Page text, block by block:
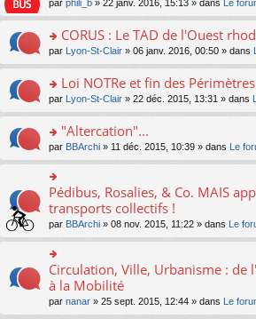
e
nt
le
pl
u
s
e
nt
lu
le
pl
u
ré
c
e
nt
a
g
e
n
n
le
pl
u
s
ré
c
e
nt
er
le
m
e
a
g
e
n
n
le
pl
u
s
c
nt
o
n
ult
er
le
m
e
a
g
e
n
o
n
lu
le
pl
u
s
ré
e
par phili_b » 22 janv. 2016, 15:13 » dans Le
o
n
ult
er
le
m
e
s
g
e
n
o
n
lu
le
pl
u
CORUS : Le TAD de l'Ouest
par Lyon-St-Clair » 06 janv. 2016, 00:50 » dans
o
n
ult
er
le
m
e
s
a
e
n
o
n
Loi NOTRe et fin des
par Lyon-St-Clair » 22 déc. 2015, 13:31 » dans
o
n
s
ult
er
le
m
e
s
s
a
g
e
"Altercation"...
par BBArchi » 11 déc. 2015, 10:39 » dans Le
o
n
ult
er
le
m
e
s
Pédibus, Rosalies, & Co. MAIS
transports collectifs !
par BBArchi » 08 nov. 2015, 11:22 » dans Le
o
n
ult
Circulation, Ville, Urbanisme : de
à la Mobilité
par nanar » 25 sept. 2015, 12:44 » dans Le